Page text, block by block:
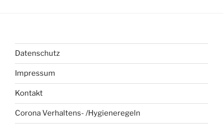
Datenschutz
Impressum
Kontakt
Corona Verhaltens- /Hygieneregeln